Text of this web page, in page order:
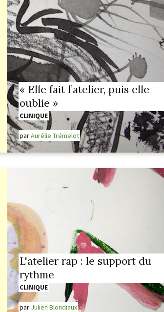
« Elle fait l’atelier, puis elle
oublie »
CLINIQUE
parAurélie Trémelot
L'atelier rap : le support du
rythme
CLINIQUE
par Julien Blondiaux